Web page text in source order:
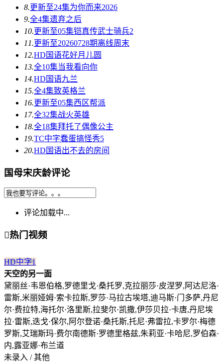
8.更新至24集为你而来2026
9.全4集遗弃之后
10.更新至05集铠真传武士骑兵2
11.更新至20260728期离线周末
12.HD国语花好月儿圆
13.全10集当我看向你
14.HD国语九兰
15.全4集致英格兰
16.更新至05集西区帮派
17.全32集战火英雄
18.全18集拜托了偶像公主
19.TC中字蠢蛋搞怪秀5
20.HD国语出不去的房间
国母宋庆龄评论
评论加载中...
热门视频
HD中字1
天空的另一面
黛丽丝·韦恩伯格,罗德里戈·桑托罗,克拉丽莎·皮涅罗,阿达尼洛·
雷斯,米丽娅姆·索卡拉斯,罗莎·马拉古埃塔,迪马斯·门多萨,丹尼
尔·费拉特,海托尔·洛里斯,拉斐尔·凯撒,伊莎贝拉·卡唐,丹尼埃
拉·雷斯,迭戈·保尔,阿尔登诺·桑托斯,托尼·弗雷拉,卡罗尔·梅德
罗斯,艾瑞斯玛·费尔南德斯·罗德里格兹,朱莉亚·卡哈尼,罗伯森·
内,露亚娜·布兰道
未录入 / 其他